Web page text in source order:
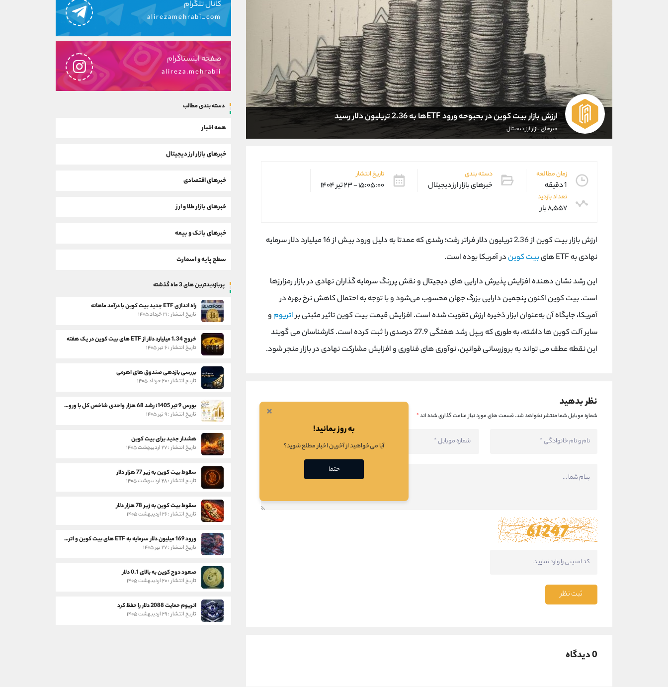
ارزش بازار بیت کوین در بحبوحه ورود ETFها به 2.36 تریلیون دلار رسید
خبرهای بازار ارز دیجیتال
زمان مطالعه
1 دقیقه
دسته بندی
خبرهای بازار ارز دیجیتال
تاریخ انتشار
۱۵:۰۵:۰۰ - ۲۳ تیر ۱۴۰۴
تعداد بازدید
۸,۵۵۷ بار
ارزش بازار بیت کوین از 2.36 تریلیون دلار فراتر رفت؛ رشدی که عمدتا به دلیل ورود بیش از 16 میلیارد دلار سرمایه
نهادی به ETF های
بیت کویندر آمریکا بوده است.
این رشد نشان دهنده افزایش پذیرش دارایی های دیجیتال و نقش پررنگ سرمایه گذاران نهادی در بازار رمزارزها
است. بیت کوین اکنون پنجمین دارایی بزرگ جهان محسوب می‌شود و با توجه به احتمال کاهش نرخ بهره در
آمریکا، جایگاه آن به‌عنوان ابزار ذخیره ارزش تقویت شده است. افزایش قیمت بیت کوین تاثیر مثبتی براتریوم و
سایر آلت کوین ها داشته، به طوری که ریپل رشد هفتگی 27.9 درصدی را ثبت کرده است. کارشناسان می گویند
این نقطه عطف می تواند به بروزرسانی قوانین، نوآوری های فناوری و افزایش مشارکت نهادی در بازار منجر شود.
نظر بدهید
شماره موبایل شما منتشر نخواهد شد.قسمت های مورد نیاز علامت گذاری شده اند*
ثبت نظر
0 دیدگاه
کانال تلگرام
alirezamehrabi_com
صفحه اینستاگرام
alireza.mehrabii
دسته بندی مطالب
همه اخبار
خبرهای بازار ارز دیجیتال
خبرهای اقتصادی
خبرهای بازار طلا و ارز
خبرهای بانک و بیمه
سطح پایه و اسمارت
پربازدیدترین های 3 ماه گذشته
راه اندازی ETF جدید بیت کوین با درآمد ماهانه
تاریخ انتشار : ۲۱ خرداد ۱۴۰۵
خروج 1.34 میلیارد دلار از ETF های بیت کوین در یک هفته
تاریخ انتشار : ۶ تیر ۱۴۰۵
بررسی بازدهی صندوق های اهرمی
تاریخ انتشار : ۲۰ خرداد ۱۴۰۵
بورس 9 تیر 1405؛ رشد 68 هزار واحدی شاخص کل با ورود 3 همت پول حقیقی
تاریخ انتشار : ۹ تیر ۱۴۰۵
هشدار جدید برای بیت کوین
تاریخ انتشار : ۲۷ اردیبهشت ۱۴۰۵
سقوط بیت کوین به زیر 77 هزار دلار
تاریخ انتشار : ۲۸ اردیبهشت ۱۴۰۵
سقوط بیت کوین به زیر 78 هزار دلار
تاریخ انتشار : ۲۶ اردیبهشت ۱۴۰۵
ورود 169 میلیون دلار سرمایه به ETF های بیت کوین و اتریوم
تاریخ انتشار : ۲۷ تیر ۱۴۰۵
صعود دوج کوین به بالای 0.1 دلار
تاریخ انتشار : ۲۰ اردیبهشت ۱۴۰۵
اتریوم حمایت 2088 دلار را حفظ کرد
تاریخ انتشار : ۲۹ اردیبهشت ۱۴۰۵
×
به روز بمانید!
آیا می‌خواهید از آخرین اخبار مطلع شوید؟
حتما